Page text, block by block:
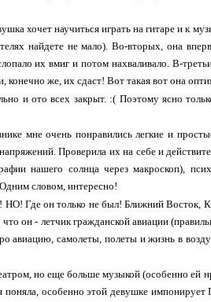
хочет научиться играть на гитаре и к
найдете не мало). Во-вторых, она
их вмиг и потом нахваливало. В-
конечно же, их сдаст! Вот такая вот она
и ото всех закрыт. :( Поэтому ясно
мне очень понравились легкие и
Проверила их на себе и
нашего солнца через макроскоп),
словом, интересно!
НО! Где он только не был! Ближний Восток,
он - летчик гражданской авиации
авиацию, самолеты, полеты и жизнь в
но еще больше музыкой (особенно ей
поняла, особенно этой девушке